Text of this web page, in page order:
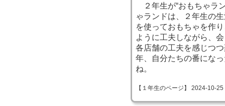
２年生が“おもちゃラ
ゃランドは、２年生の
を使っておもちゃを作
ように工夫しながら、
各店舗の工夫を感じつ
年、自分たちの番にな
ね。
【１年生のページ】 2024-10-